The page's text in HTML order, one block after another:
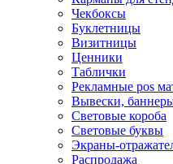
Чекбоксы
Буклетницы
Визитницы
Ценники
Таблички
Рекламные pos
Вывески,
Световые короба
Световые буквы
Экраны-
Распродажа